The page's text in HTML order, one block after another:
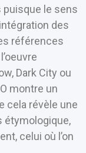
puisque le sens
des
références
Dark City ou
montre un
cela révèle une
étymologique,
celui où l’on